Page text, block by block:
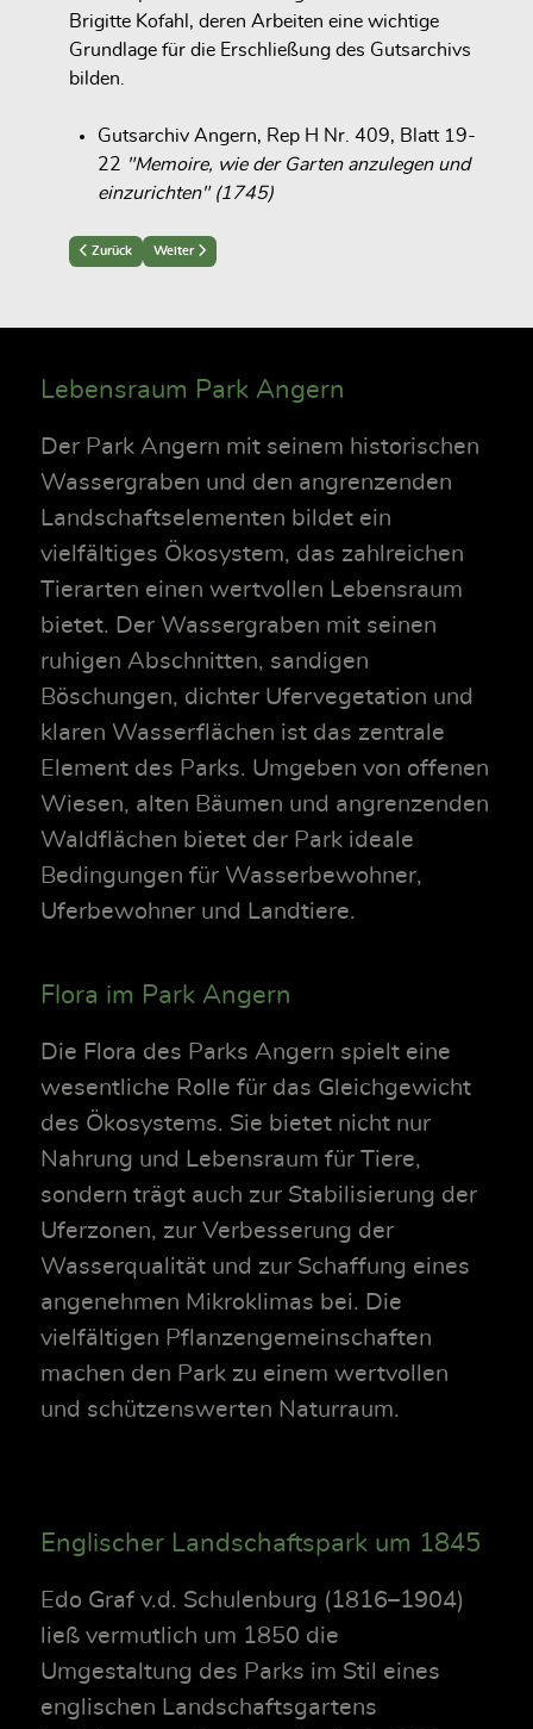
Brigitte Kofahl, deren Arbeiten eine wichtige
Grundlage für die Erschließung des Gutsarchivs
bilden.
Gutsarchiv Angern, Rep H Nr. 409, Blatt 19-
22 "Memoire, wie der Garten anzulegen und
einzurichten" (1745)
Previous article: Vom Gittertor zu den Teichen
Zurück Next article: Teiche und Wasseranlagen
Weiter
Lebensraum Park Angern
Der Park Angern mit seinem historischen
Wassergraben und den angrenzenden
Landschaftselementen bildet ein
vielfältiges Ökosystem, das zahlreichen
Tierarten einen wertvollen Lebensraum
bietet. Der Wassergraben mit seinen
ruhigen Abschnitten, sandigen
Böschungen, dichter Ufervegetation und
klaren Wasserflächen ist das zentrale
Element des Parks. Umgeben von offenen
Wiesen, alten Bäumen und angrenzenden
Waldflächen bietet der Park ideale
Bedingungen für Wasserbewohner,
Uferbewohner und Landtiere.
Flora im Park Angern
Die Flora des Parks Angern spielt eine
wesentliche Rolle für das Gleichgewicht
des Ökosystems. Sie bietet nicht nur
Nahrung und Lebensraum für Tiere,
sondern trägt auch zur Stabilisierung der
Uferzonen, zur Verbesserung der
Wasserqualität und zur Schaffung eines
angenehmen Mikroklimas bei. Die
vielfältigen Pflanzengemeinschaften
machen den Park zu einem wertvollen
und schützenswerten Naturraum.
Englischer Landschaftspark um 1845
Edo Graf v.d. Schulenburg (1816–1904)
ließ vermutlich um 1850 die
Umgestaltung des Parks im Stil eines
englischen Landschaftsgartens